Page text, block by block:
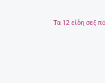
Τα 12 είδη σεξ